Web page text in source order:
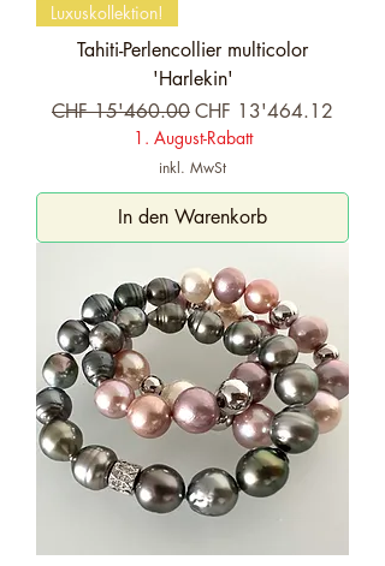
Luxuskollektion!
Tahiti-Perlencollier multicolor
'Harlekin'
Standardpreis
CHF 15'460.00Sale-Preis
CHF 13'464.12
1. August-Rabatt
inkl. MwSt
In den Warenkorb